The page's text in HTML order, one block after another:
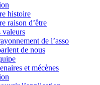
histoire
raison d’être
valeurs
de l’asso
de nous
et mécènes